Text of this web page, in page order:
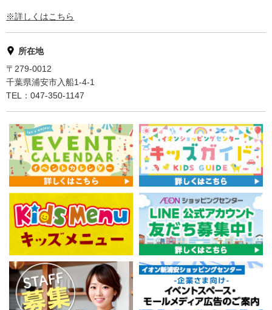
※詳しくはこちら
所在地
〒279-0012
千葉県浦安市入船1-4-1
TEL：047-350-1147